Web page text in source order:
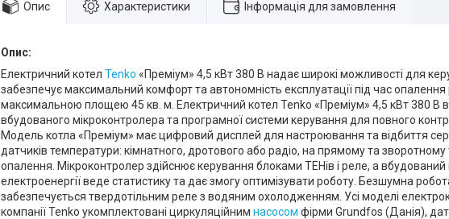
Опис Характеристики Інформація для замовлення
Опис:
Електричний котел Tenko «Преміум» 4,5 кВт 380 В надає широкі можливості для
забезпечує максимальний комфорт та автономність експлуатації під час опалення
максимальною площею 45 кв. м. Електричний котел Tenko «Преміум» 4,5 кВт 380 В
вбудованого мікроконтролера та програмної системи керування для повного
Модель котла «Преміум» має цифровий дисплей для настроювання та відбиття
датчиків температури: кімнатного, дротового або радіо, на прямому та
опалення. Мікроконтролер здійснює керування блоками ТЕНів і реле, а
електроенергії веде статистику та дає змогу оптимізувати роботу. Безшумна
забезпечується твердотільним реле з водяним охолодженням. Усі моделі
компанії Tenko укомплектовані циркуляційним насосом фірми Grundfos (Данія),